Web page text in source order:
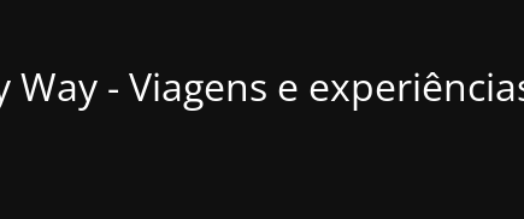
Way - Viagens e